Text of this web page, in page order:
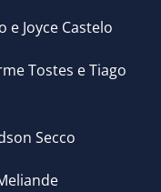
e Joyce Castelo
Tostes e Tiago
Secco